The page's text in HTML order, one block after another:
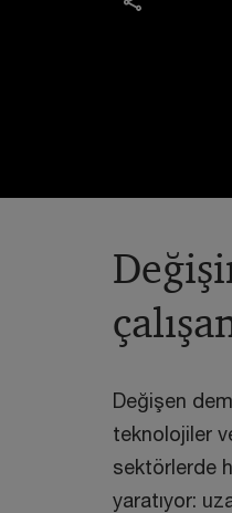
Değişen
teknolojiler
sektörlerde
yaratıyor: